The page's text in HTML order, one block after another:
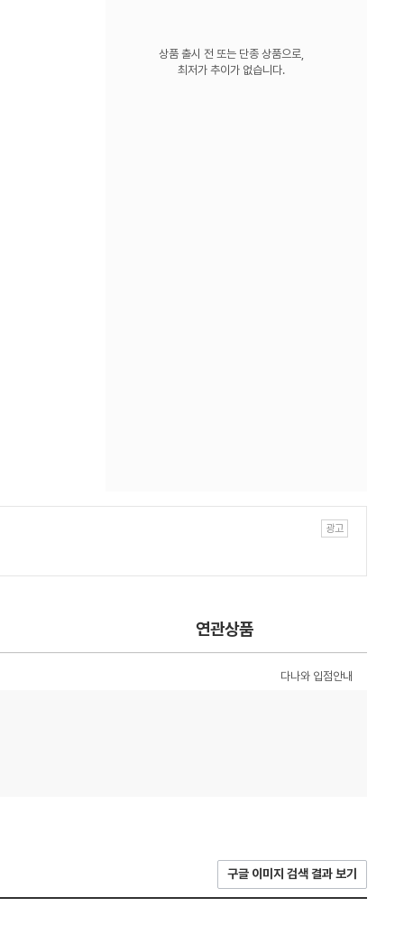
상품 출시 전 또는 단종 상품으로,
최저가 추이가 없습니다.
연관상품
다나와 입점안내
구글 이미지 검색 결과 보기